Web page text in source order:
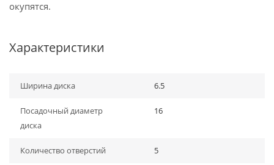
окупятся.
Характеристики
Ширина диска 6.5
Посадочный диаметр
диска
16
Количество отверстий 5